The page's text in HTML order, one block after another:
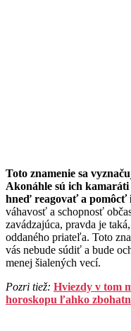
Toto znamenie sa
Akonáhle sú ich
hneď reagovať a pomôcť
váhavosť a schopnosť
zavádzajúca, pravda je
oddaného priateľa. Toto
vás nebude súdiť a bude
menej šialených vecí.
Pozri tiež: Hviezdy v tom
horoskopu ľahko